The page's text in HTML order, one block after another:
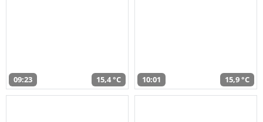
09:23 15,4 °C 10:01 15,9 °C